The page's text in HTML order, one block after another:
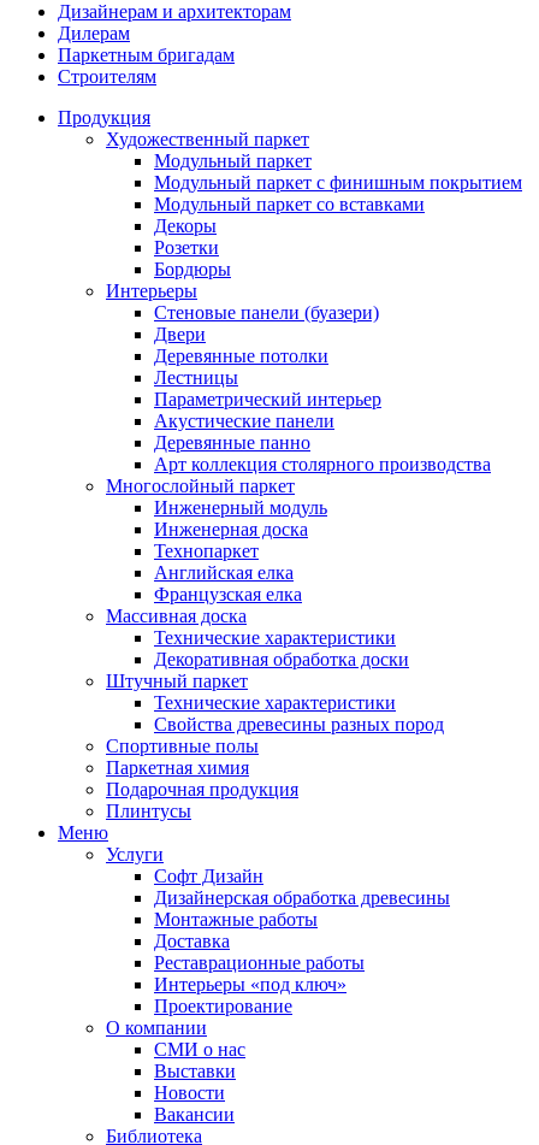
Дизайнерам и архитекторам
Дилерам
Паркетным бригадам
Строителям
Продукция
Художественный паркет
Модульный паркет
Модульный паркет с финишным покрытием
Модульный паркет со вставками
Декоры
Розетки
Бордюры
Интерьеры
Стеновые панели (буазери)
Двери
Деревянные потолки
Лестницы
Параметрический интерьер
Акустические панели
Деревянные панно
Арт коллекция столярного производства
Многослойный паркет
Инженерный модуль
Инженерная доска
Технопаркет
Английская елка
Французская елка
Массивная доска
Технические характеристики
Декоративная обработка доски
Штучный паркет
Технические характеристики
Свойства древесины разных пород
Спортивные полы
Паркетная химия
Подарочная продукция
Плинтусы
Меню
Услуги
Софт Дизайн
Дизайнерская обработка древесины
Монтажные работы
Доставка
Реставрационные работы
Интерьеры «под ключ»
Проектирование
О компании
СМИ о нас
Выставки
Новости
Вакансии
Библиотека